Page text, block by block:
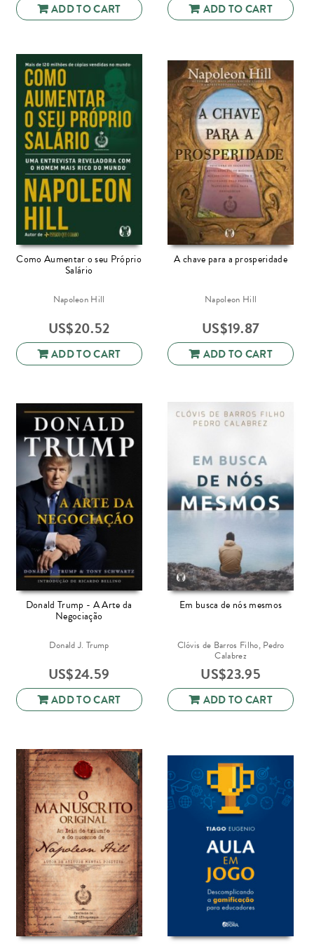
ADD TO CART ADD TO CART
Como Aumentar o seu Próprio
Salário
Napoleon Hill
US$20.52
ADD TO CART
A chave para a prosperidade
Napoleon Hill
US$19.87
ADD TO CART
Donald Trump - A Arte da
Negociação
Donald J. Trump
US$24.59
ADD TO CART
Em busca de nós mesmos
Clóvis de Barros Filho, Pedro
Calabrez
US$23.95
ADD TO CART